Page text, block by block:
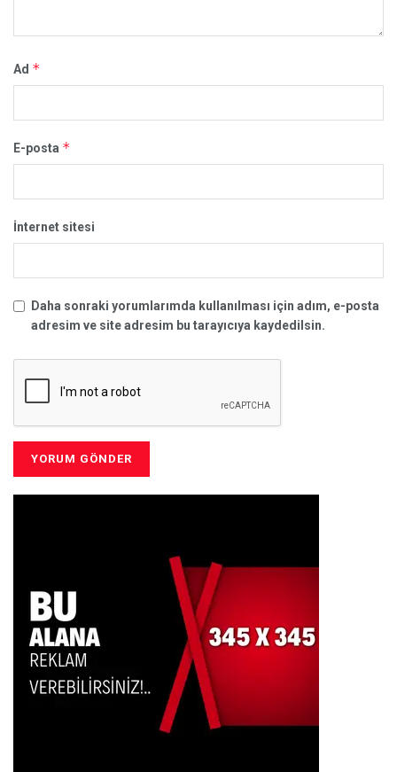
Ad *
E-posta *
İnternet sitesi
Daha sonraki yorumlarımda kullanılması için adım, e-posta
adresim ve site adresim bu tarayıcıya kaydedilsin.